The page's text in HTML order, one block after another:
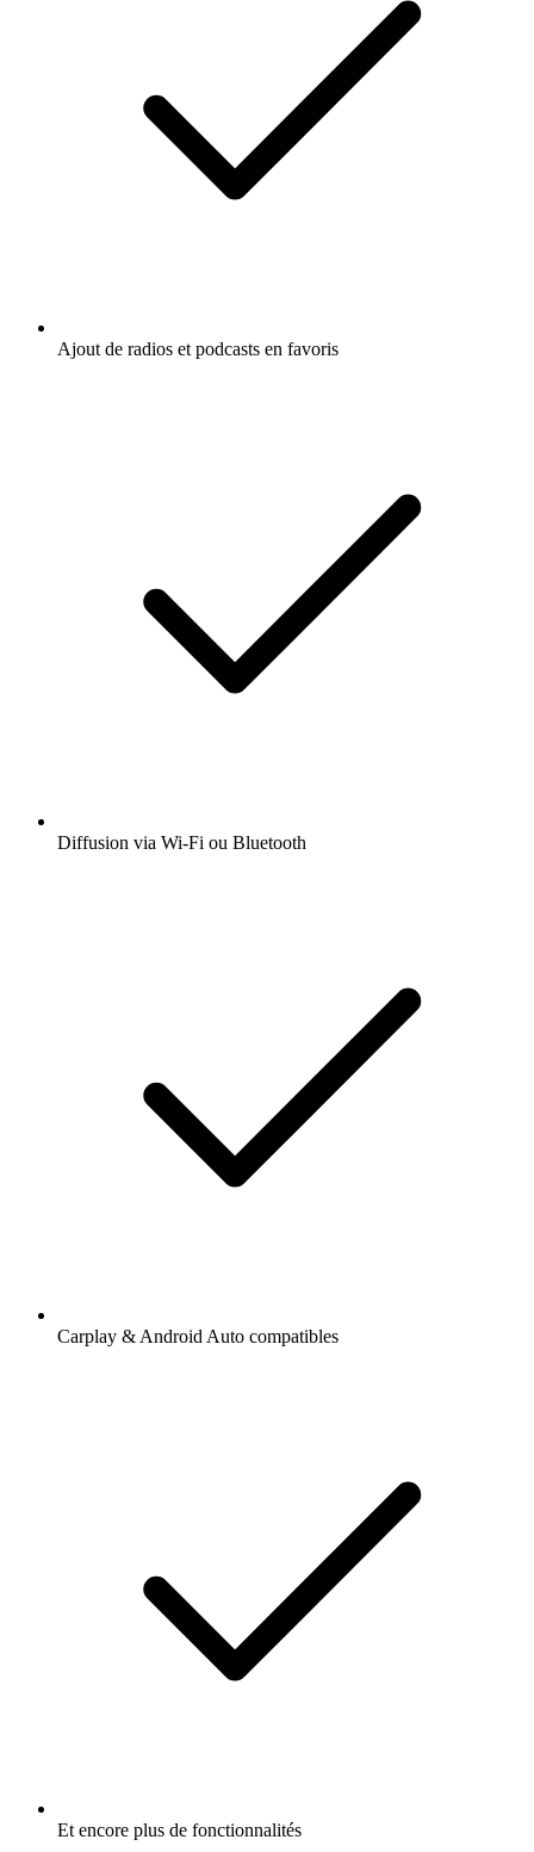
Ajout de radios et podcasts en favoris
Diffusion via Wi-Fi ou Bluetooth
Carplay & Android Auto compatibles
Et encore plus de fonctionnalités